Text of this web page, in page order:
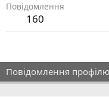
Повідомлення
160
Повідомлення профілю